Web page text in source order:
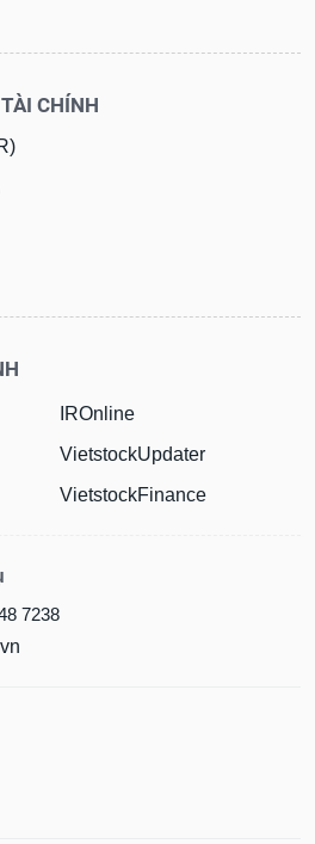
CHÍNH
IROnline
VietstockUpdater
VietstockFinance
7238